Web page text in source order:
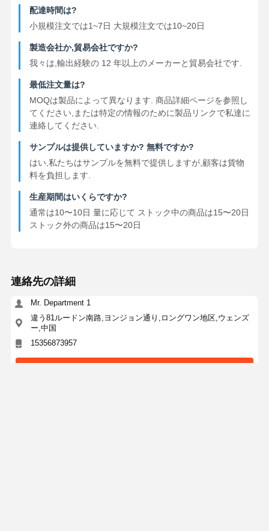
配達時間は?
小規模注文では1~7日 大規模注文では10~20日
製造会社か,貿易会社ですか?
我々は,輸出経験の 12 年以上のメーカーと貿易会社です.
最低注文量は?
MOQは製品によって異なります. 商品詳細ページを参照し
てください,または特定の情報のために製品リンクで私達に
連絡してください.
サンプルは提供していますか? 無料ですか?
はい,私たちはサンプルを無料で提供しますが,顧客は貨物
料を負担します.
生産期間はいくらですか?
通常は10〜10日 量に応じて ストック中の商品は15〜20日
ストック外の商品は15〜20日
連絡先の詳細
Mr. Department 1
違う81ルードン南路,ヨンジョン通り,ロングワン地区,ウェンズ
ー,中国
15356873957